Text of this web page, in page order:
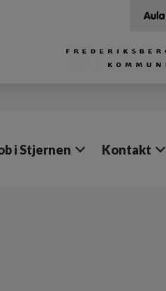
i Stjernen Kontakt